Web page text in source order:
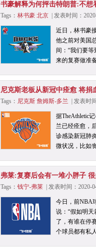
书豪解释为何抨击特朗普:不想
Tags： 林书豪 北京 | 发表时间：
近日，林书豪
他之前对美国
间：“我们要
来的复赛做准
尼克斯老板从新冠中痊愈 将捐
Tags： 尼克斯 詹姆斯-多兰 | 发表时
据TheAthletic
兰已经痊愈，
诊感染新冠肺
微状况，比如
弗莱:复赛后会有一堆小胖子
Tags： 钱宁-弗莱 | 发表时间：2020-
今日，前NBA
说：“假如明
了，有谁在停
个球员都有私